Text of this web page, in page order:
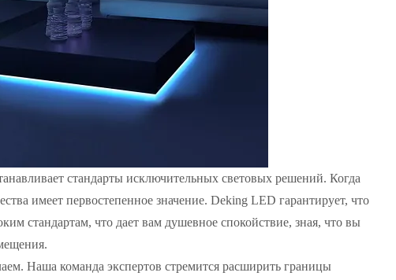
стандарты исключительных световых решений. Когда
имеет первостепенное значение. Deking LED гарантирует, что
стандартам, что дает вам душевное спокойствие, зная, что вы
Наша команда экспертов стремится расширить границы